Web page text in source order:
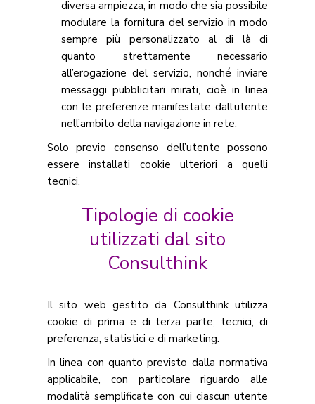
diversa ampiezza, in modo che sia possibile
modulare la fornitura del servizio in modo
sempre più personalizzato al di là di
quanto strettamente necessario
all’erogazione del servizio, nonché inviare
messaggi pubblicitari mirati, cioè in linea
con le preferenze manifestate dall’utente
nell’ambito della navigazione in rete.
Solo previo consenso dell’utente possono
essere installati cookie ulteriori a quelli
tecnici.
Tipologie di cookie
utilizzati dal sito
Consulthink
Il sito web gestito da Consulthink utilizza
cookie di prima e di terza parte; tecnici, di
preferenza, statistici e di marketing.
In linea con quanto previsto dalla normativa
applicabile, con particolare riguardo alle
modalità semplificate con cui ciascun utente